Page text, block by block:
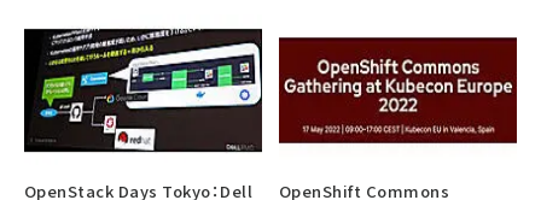
OpenStack Days Tokyo：Dell
OpenShift Commons